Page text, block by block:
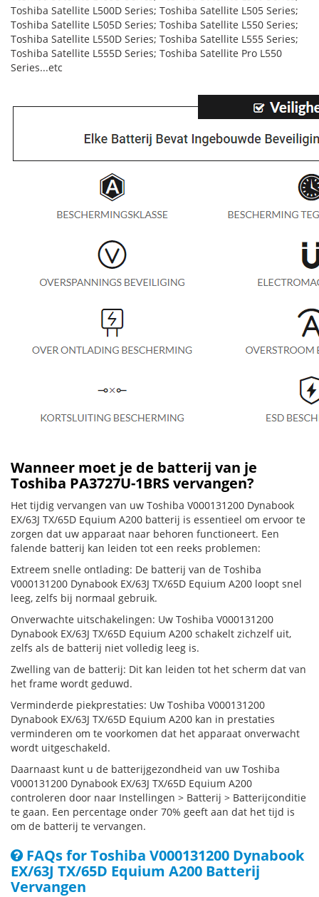
Toshiba Satellite L500D Series; Toshiba Satellite L505 Series;
Toshiba Satellite L505D Series; Toshiba Satellite L550 Series;
Toshiba Satellite L550D Series; Toshiba Satellite L555 Series;
Toshiba Satellite L555D Series; Toshiba Satellite Pro L550
Series...etc
Wanneer moet je de batterij van je
Toshiba PA3727U-1BRS vervangen?
Het tijdig vervangen van uw Toshiba V000131200 Dynabook
EX/63J TX/65D Equium A200 batterij is essentieel om ervoor te
zorgen dat uw apparaat naar behoren functioneert. Een
falende batterij kan leiden tot een reeks problemen:
Extreem snelle ontlading: De batterij van de Toshiba
V000131200 Dynabook EX/63J TX/65D Equium A200 loopt snel
leeg, zelfs bij normaal gebruik.
Onverwachte uitschakelingen: Uw Toshiba V000131200
Dynabook EX/63J TX/65D Equium A200 schakelt zichzelf uit,
zelfs als de batterij niet volledig leeg is.
Zwelling van de batterij: Dit kan leiden tot het scherm dat van
het frame wordt geduwd.
Verminderde piekprestaties: Uw Toshiba V000131200
Dynabook EX/63J TX/65D Equium A200 kan in prestaties
verminderen om te voorkomen dat het apparaat onverwacht
wordt uitgeschakeld.
Daarnaast kunt u de batterijgezondheid van uw Toshiba
V000131200 Dynabook EX/63J TX/65D Equium A200
controleren door naar Instellingen > Batterij > Batterijconditie
te gaan. Een percentage onder 70% geeft aan dat het tijd is
om de batterij te vervangen.
FAQs for Toshiba V000131200 Dynabook
EX/63J TX/65D Equium A200 Batterij
Vervangen